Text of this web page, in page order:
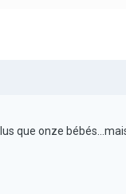
que onze